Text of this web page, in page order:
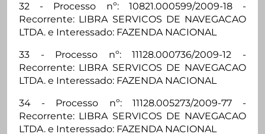
32 - Processo nº: 10821.000599/2009-18 -
Recorrente: LIBRA SERVICOS DE NAVEGACAO
LTDA. e Interessado: FAZENDA NACIONAL
33 - Processo nº: 11128.000736/2009-12 -
Recorrente: LIBRA SERVICOS DE NAVEGACAO
LTDA. e Interessado: FAZENDA NACIONAL
34 - Processo nº: 11128.005273/2009-77 -
Recorrente: LIBRA SERVICOS DE NAVEGACAO
LTDA. e Interessado: FAZENDA NACIONAL